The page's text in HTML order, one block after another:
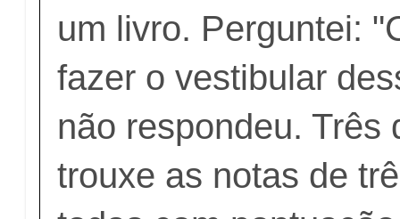
um livro. Perguntei:
fazer o vestibular
não respondeu. Três
trouxe as notas de